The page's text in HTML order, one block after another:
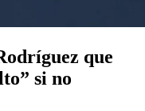
que
si no